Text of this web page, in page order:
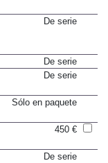
De serie
De serie
De serie
Sólo en paquete
450 €
De serie